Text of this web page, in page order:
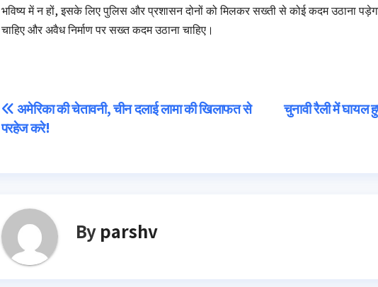
भविष्‍य में न हों, इसके लिए पुलिस और प्रशासन दोनों को मिलकर सख्‍ती से कोई कदम उठाना
चाहिए और अवैध निर्माण पर सख्‍त कदम उठाना चाहिए।
Post
navigation
चुनावी रैली में घायल
अमेरिका की चेतावनी, चीन दलाई लामा की खिलाफत से
परहेज करे!
By parshv